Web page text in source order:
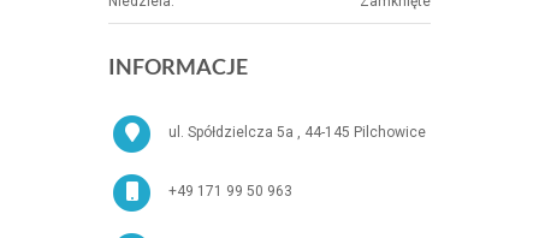
INFORMACJE
ul. Spółdzielcza 5a , 44-145 Pilchowice
+49 171 99 50 963